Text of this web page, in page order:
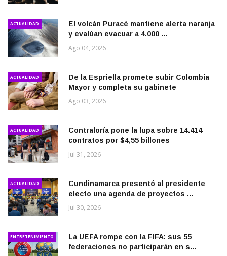
ACTUALIDAD
El volcán Puracé mantiene alerta naranja
y evalúan evacuar a 4.000 ...
Ago 04, 2026
ACTUALIDAD
De la Espriella promete subir Colombia
Mayor y completa su gabinete
Ago 03, 2026
ACTUALIDAD
Contraloría pone la lupa sobre 14.414
contratos por $4,55 billones
Jul 31, 2026
ACTUALIDAD
Cundinamarca presentó al presidente
electo una agenda de proyectos ...
Jul 30, 2026
ENTRETENIMIENTO
La UEFA rompe con la FIFA: sus 55
federaciones no participarán en s...